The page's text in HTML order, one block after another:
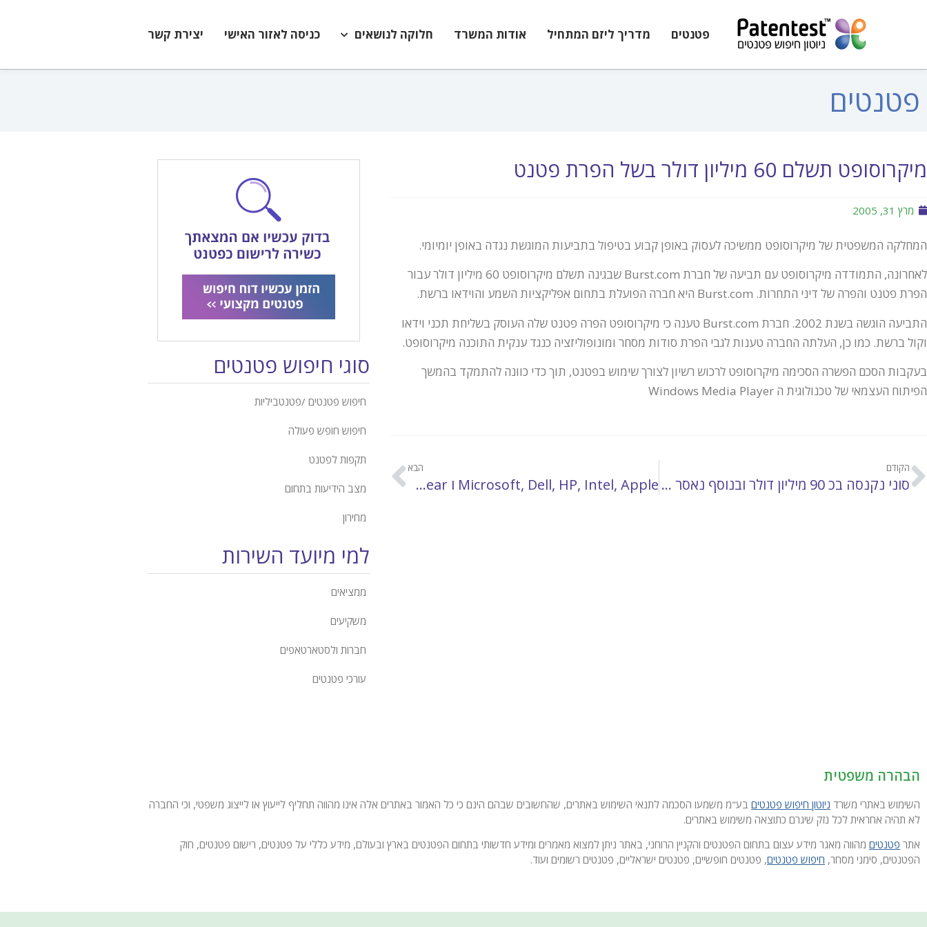
פטנטים מדריך ליזם המתחיל אודות המשרד חלוקה לנושאים כניסה לאזור האישי יצירת קשר
פטנטים
מיקרוסופט תשלם 60 מיליון דולר בשל הפרת פטנט
מרץ 31, 2005
המחלקה המשפטית של מיקרוסופט ממשיכה לעסוק באופן קבוע בטיפול בתביעות המוגשת נגדה באופן יומיומי.
לאחרונה, התמודדה מיקרוסופט עם תביעה של חברת Burst.com שבגינה תשלם מיקרוסופט 60 מיליון דולר עבור
הפרת פטנט והפרה של דיני התחרות. Burst.com היא חברה הפועלת בתחום אפליקציות השמע והוידאו ברשת.
התביעה הוגשה בשנת 2002. חברת Burst.com טענה כי מיקרוסופט הפרה פטנט שלה העוסק בשליחת תכני וידאו
וקול ברשת. כמו כן, העלתה החברה טענות לגבי הפרת סודות מסחר ומונופוליזציה כנגד ענקית התוכנה מיקרוסופט.
בעקבות הסכם הפשרה הסכימה מיקרוסופט לרכוש רשיון לצורך שימוש בפטנט, תוך כדי כוונה להתמקד בהמשך
הפיתוח העצמאי של טכנולוגית ה Windows Media Player
הקודם
סוני נקנסה בכ 90 מיליון דולר ובנוסף נאסר עליה לשווק את הפלייסטישן בשוק האמריקאי
הבא
Microsoft, Dell, HP, Intel, Apple ו Netgear מתכוננות למאבק על פטנט אלחוטי
סוגי חיפוש פטנטים
חיפוש פטנטים /פטנטביליות
חיפוש חופש פעולה
תקפות לפטנט
מצב הידיעות בתחום
מחירון
למי מיועד השירות
ממציאים
משקיעים
חברות ולסטארטאפים
עורכי פטנטים
הבהרה משפטית
השימוש באתרי משרד ניוטון חיפוש פטנטים בע"מ משמעו הסכמה לתנאי השימוש באתרים, שהחשובים שבהם הינם כי כל האמור באתרים אלה אינו מהווה תחליף לייעוץ או לייצוג משפטי, וכי החברה
לא תהיה אחראית לכל נזק שיגרם כתוצאה משימוש באתרים.
אתר פטנטים מהווה מאגר מידע עצום בתחום הפטנטים והקניין הרוחני, באתר ניתן למצוא מאמרים ומידע חדשותי בתחום הפטנטים בארץ ובעולם, מידע כללי על פטנטים, רישום פטנטים, חוק
הפטנטים, סימני מסחר, חיפוש פטנטים, פטנטים חופשיים, פטנטים ישראליים, פטנטים רשומים ועוד.